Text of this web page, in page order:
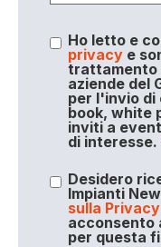
Ho letto e
privacye
trattamento
aziende del
per l'invio
book, white
inviti a
di interesse.
Desidero
Impianti
sulla Privacy
acconsento
per questa